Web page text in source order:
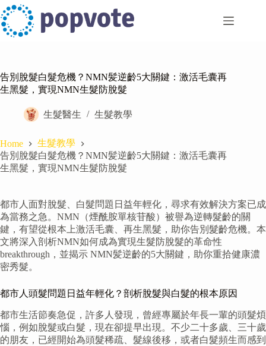
Skip
to
content
告別脫髮白髮危機？NMN髪逆齡5大關鍵：激活毛囊再
生黑髮，實現NMN生髮防脫髮
生髮醫生 生髮教學
Home
生髮教學
告別脫髮白髮危機？NMN髪逆齡5大關鍵：激活毛囊再
生黑髮，實現NMN生髮防脫髮
都市人面對脫髮、白髮問題日益年輕化，尋求有效解決方案已成
為當務之急。NMN（煙酰胺單核苷酸）被譽為逆轉髮齡的關
鍵，有望從根本上激活毛囊、再生黑髮，助你告別髮齡危機。本
文將深入剖析NMN如何成為實現生髮防脫髮的革命性
breakthrough，並揭示 NMN髪逆齡的5大關鍵，助你重拾健康濃
密秀髮。
都市人頭髮問題日益年輕化？剖析脫髮與白髮的根本原因
都市生活節奏急促，許多人發現，曾經專屬於年長一輩的頭髮煩
惱，例如脫髮或白髮，現在卻提早出現。不少二十多歲、三十歲
的朋友，已經開始為頭髮稀疏、髮線後移，或者白髮頻生而感到